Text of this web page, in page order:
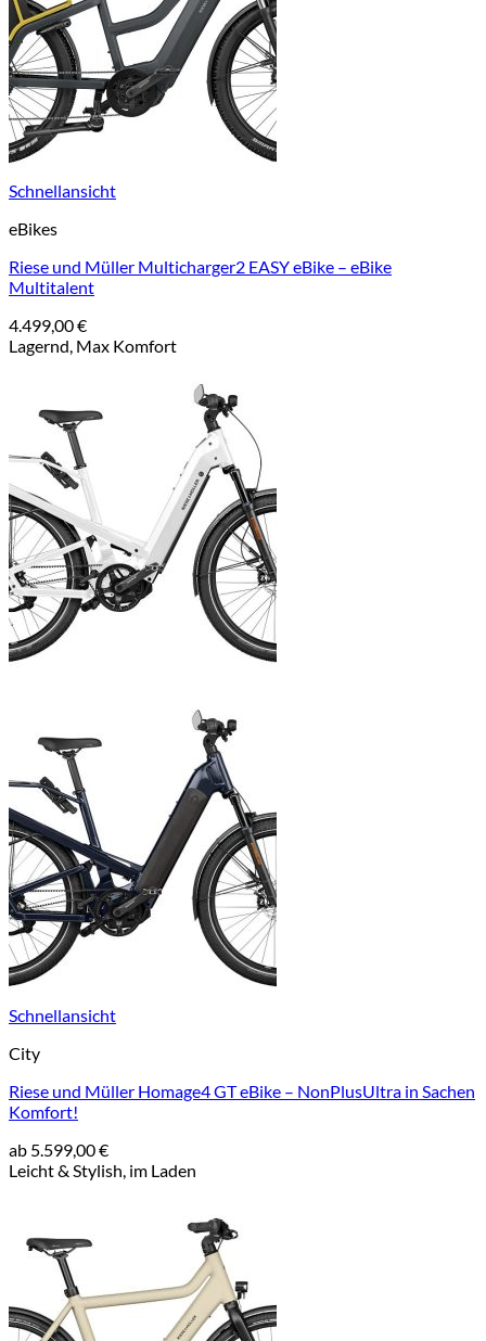
Schnellansicht
eBikes
Riese und Müller Multicharger2 EASY eBike – eBike
Multitalent
4.499,00€
Lagernd, Max Komfort
Schnellansicht
City
Riese und Müller Homage4 GT eBike – NonPlusUltra in Sachen
Komfort!
ab 5.599,00€
Leicht & Stylish, im Laden